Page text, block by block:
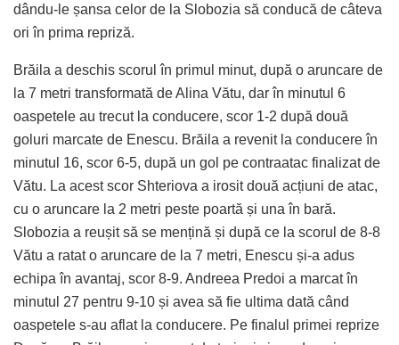
dându-le șansa celor de la Slobozia să conducă de câteva
ori în prima repriză.
Brăila a deschis scorul în primul minut, după o aruncare de
la 7 metri transformată de Alina Vătu, dar în minutul 6
oaspetele au trecut la conducere, scor 1-2 după două
goluri marcate de Enescu. Brăila a revenit la conducere în
minutul 16, scor 6-5, după un gol pe contraatac finalizat de
Vătu. La acest scor Shteriova a irosit două acțiuni de atac,
cu o aruncare la 2 metri peste poartă și una în bară.
Slobozia a reușit să se mențină și după ce la scorul de 8-8
Vătu a ratat o aruncare de la 7 metri, Enescu și-a adus
echipa în avantaj, scor 8-9. Andreea Predoi a marcat în
minutul 27 pentru 9-10 și avea să fie ultima dată când
oaspetele s-au aflat la conducere. Pe finalul primei reprize